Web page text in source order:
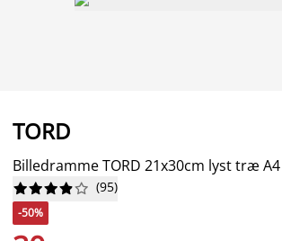
TORD
Billedramme TORD 21x30cm lyst træ A4





 (95)
-50%